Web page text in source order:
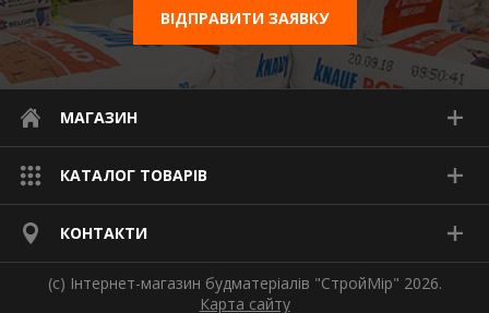
ВІДПРАВИТИ ЗАЯВКУ
МАГАЗИН
КАТАЛОГ ТОВАРІВ
КОНТАКТИ
(с) Інтернет-магазин будматеріалів "СтройМір" 2026.
Карта сайту